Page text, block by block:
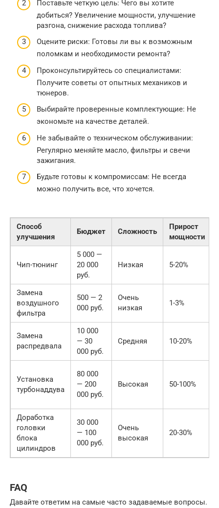
Поставьте четкую цель: Чего вы хотите
добиться? Увеличение мощности, улучшение
разгона, снижение расхода топлива?
Оцените риски: Готовы ли вы к возможным
поломкам и необходимости ремонта?
Проконсультируйтесь со специалистами:
Получите советы от опытных механиков и
тюнеров.
Выбирайте проверенные комплектующие: Не
экономьте на качестве деталей.
Не забывайте о техническом обслуживании:
Регулярно меняйте масло, фильтры и свечи
зажигания.
Будьте готовы к компромиссам: Не всегда
можно получить все, что хочется.
Способ
улучшения
Бюджет Сложность
Прирост
мощности
Чип-тюнинг
5 000 —
20 000
руб.
Низкая 5-20%
Замена
воздушного
фильтра
500 — 2
000 руб.
Очень
низкая
1-3%
Замена
распредвала
10 000
— 30
000 руб.
Средняя 10-20%
Установка
турбонаддува
80 000
— 200
000 руб.
Высокая 50-100%
Доработка
головки
блока
цилиндров
30 000
— 100
000 руб.
Очень
высокая
20-30%
FAQ
Давайте ответим на самые часто задаваемые вопросы.